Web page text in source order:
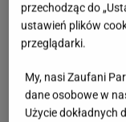
przechodząc do
ustawień plików
przeglądarki.
My, nasi Zaufani
dane osobowe w
Użycie dokładnych